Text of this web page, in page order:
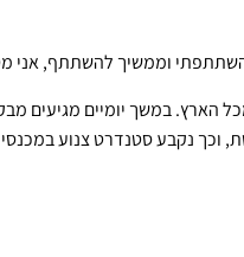
וממשיך להשתתף, אני
הארץ. במשך יומיים מגיעים
נקבע סטנדרט צנוע במכנסי